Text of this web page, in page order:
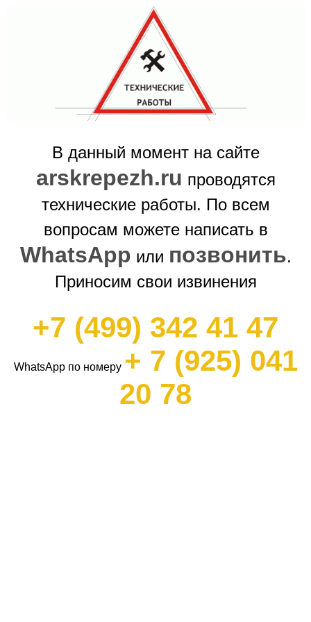
В данный момент на сайте
arskrepezh.ru проводятся
технические работы. По всем
вопросам можете написать в
WhatsApp или позвонить.
Приносим свои извинения
+7 (499) 342 41 47
WhatsApp по номеру + 7 (925) 041
20 78